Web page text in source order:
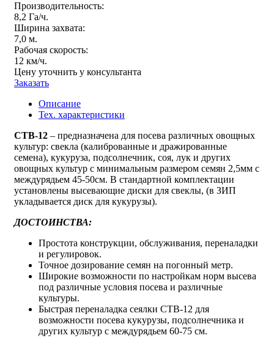
Производительность:
8,2 Га/ч.
Ширина захвата:
7,0 м.
Рабочая скорость:
12 км/ч.
Цену уточнить у консультанта
Заказать
Описание
Тех. характеристики
CТВ-12 – предназначена для посева различных овощных
культур: свекла (калиброванные и дражированные
семена), кукуруза, подсолнечник, соя, лук и других
овощных культур с минимальным размером семян 2,5мм с
междурядьем 45-50см. В стандартной комплектации
установлены высевающие диски для свеклы, (в ЗИП
укладывается диск для кукурузы).
ДОСТОИНСТВА:
Простота конструкции, обслуживания, переналадки
и регулировок.
Точное дозирование семян на погонный метр.
Широкие возможности по настройкам норм высева
под различные условия посева и различные
культуры.
Быстрая переналадка сеялки СТВ-12 для
возможности посева кукурузы, подсолнечника и
других культур с междурядьем 60-75 см.